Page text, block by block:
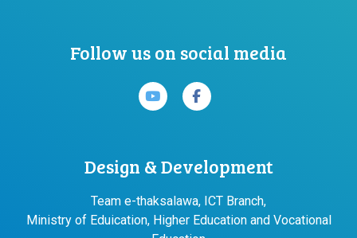
Follow us on social media
Design & Development
Team e-thaksalawa, ICT Branch,
Ministry of Eduication, Higher Education and Vocational